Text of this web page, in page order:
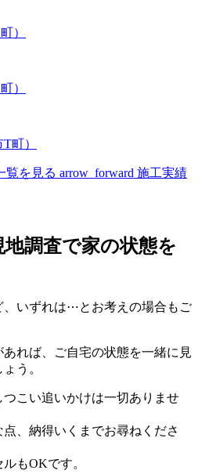
）
）
町）
覧を見る arrow_forward 施工実績
調査で家の状態を
、いずれは⋯とお考えの場合もご
れば、ご自宅の状態を一緒に見
う。
こい追いかけは一切ありませ
、納得いくまでお尋ねくださ
もOKです。